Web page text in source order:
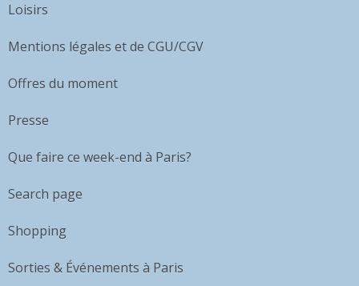
Loisirs
Mentions légales et de CGU/CGV
Offres du moment
Presse
Que faire ce week-end à Paris?
Search page
Shopping
Sorties & Événements à Paris